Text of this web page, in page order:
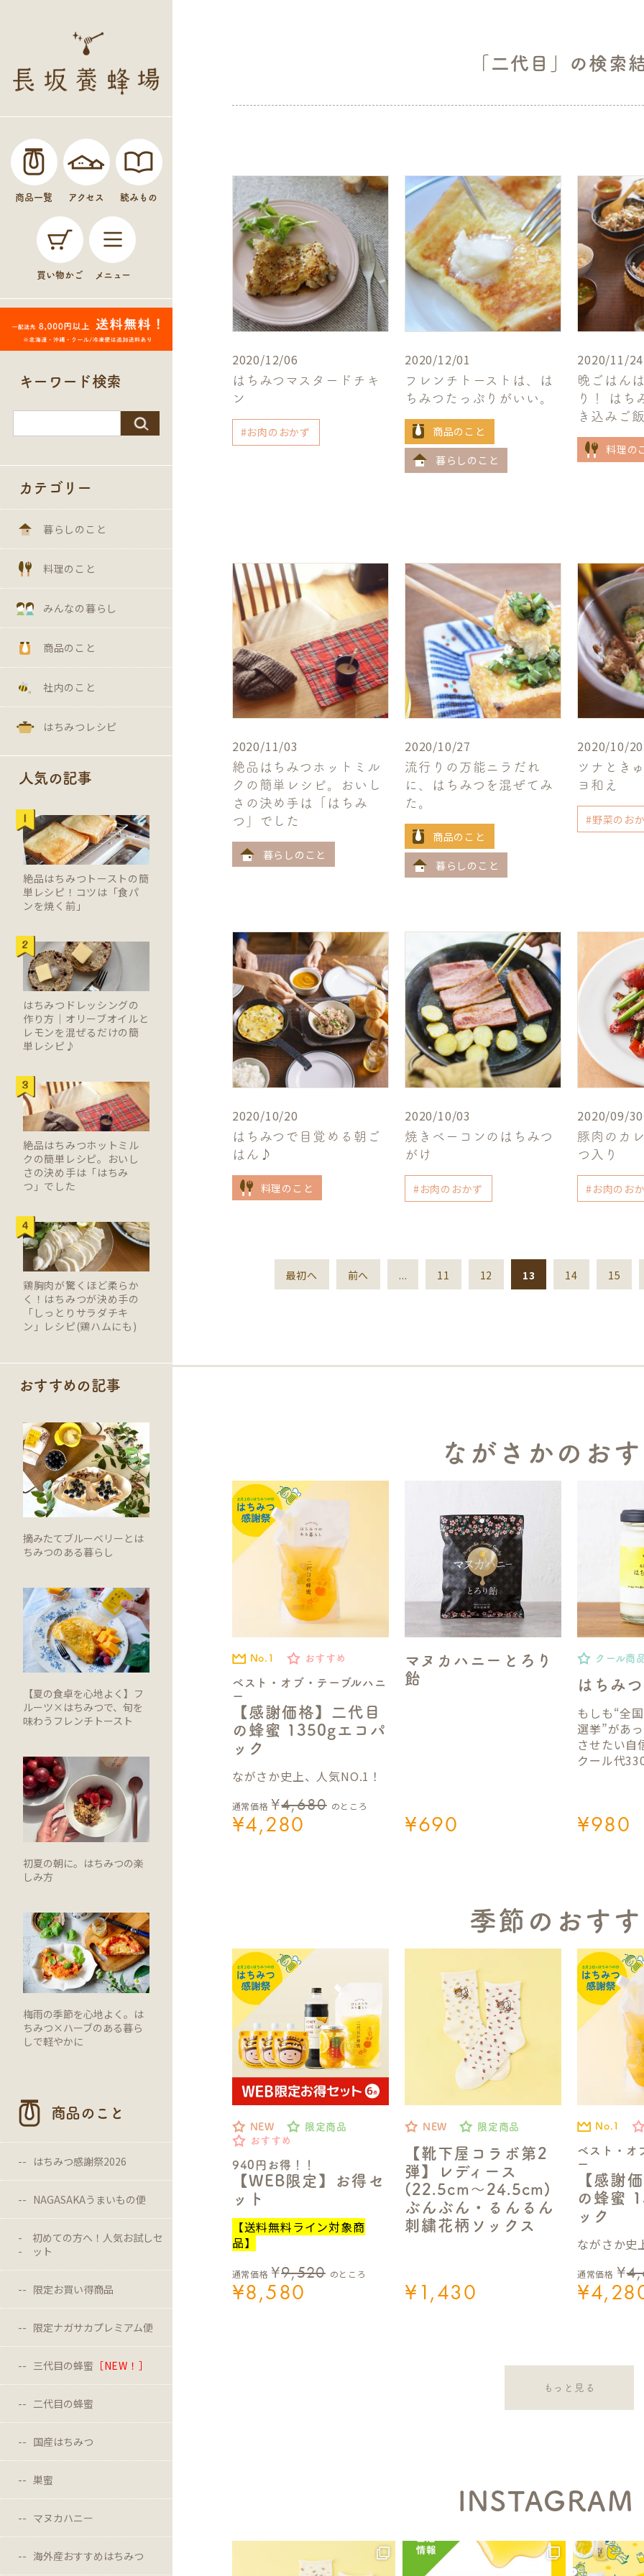
商品一覧 アクセス 読みもの
買い物かご メニュー
キーワード検索
カテゴリー
暮らしのこと
料理のこと
みんなの暮らし
商品のこと
社内のこと
はちみつレシピ
人気の記事
絶品はちみつトーストの簡
単レシピ！コツは「食パ
ンを焼く前」
はちみつドレッシングの
作り方｜オリーブオイルと
レモンを混ぜるだけの簡
単レシピ♪
絶品はちみつホットミル
クの簡単レシピ。おいし
さの決め手は「はちみ
つ」でした
鶏胸肉が驚くほど柔らか
く！はちみつが決め手の
「しっとりサラダチキ
ン」レシピ(鶏ハムにも)
おすすめの記事
摘みたてブルーベリーとは
ちみつのある暮らし
【夏の食卓を心地よく】フ
ルーツ×はちみつで、旬を
味わうフレンチトースト
初夏の朝に。はちみつの楽
しみ方
梅雨の季節を心地よく。は
ちみつ×ハーブのある暮ら
しで軽やかに
商品のこと
はちみつ感謝祭2026
NAGASAKAうまいもの便
初めての方へ！人気お試しセ
ット
限定お買い得商品
限定ナガサカプレミアム便
三代目の蜂蜜 ［NEW！］
二代目の蜂蜜
国産はちみつ
巣蜜
マヌカハニー
海外産おすすめはちみつ
「二代目」の検索
2020/12/06
はちみつマスタードチキ
ン
#お肉のおかず
2020/12/01
フレンチトーストは、は
ちみつたっぷりがいい。
商品のこと
暮らしのこと
2020/11/24
晩ごはん
り！ はち
き込みご
料理の
2020/11/03
絶品はちみつホットミル
クの簡単レシピ。おいし
さの決め手は「はちみ
つ」でした
暮らしのこと
2020/10/27
流行りの万能ニラだれ
に、はちみつを混ぜてみ
た。
商品のこと
暮らしのこと
2020/10/20
ツナとき
ヨ和え
#野菜のお
2020/10/20
はちみつで目覚める朝ご
はん♪
料理のこと
2020/10/03
焼きベーコンのはちみつ
がけ
#お肉のおかず
2020/09/30
豚肉のカ
つ入り
#お肉のお
最初へ 前へ ... 11 12 13 14 15
ながさかのお
ベスト・オブ・テーブルハニ
ー
【感謝価格】二代目
の蜂蜜 1350gエコパ
ック
No.1 おすすめ
通常価格 ¥4,680 のところ
¥4,280
ながさか史上、人気NO.1！
マヌカハニーとろり
飴
¥690
はちみ
クール商
¥980
もしも“全
選挙”があ
させたい自
クール代
季節のおす
940円お得！！
【WEB限定】お得セ
ット
NEW
限定商品
おすすめ
通常価格 ¥9,520 のところ
¥8,580
【送料無料ライン対象商
品】
【靴下屋コラボ第2
弾】レディース
(22.5cm～24.5cm)
ぶんぶん・るんるん
刺繍花柄ソックス
NEW 限定商品
¥1,430
ベスト・オ
ー
【感謝
の蜂蜜
ック
No.1
通常価格 ¥
¥
ながさか史
もっと見る
INSTAGRAM